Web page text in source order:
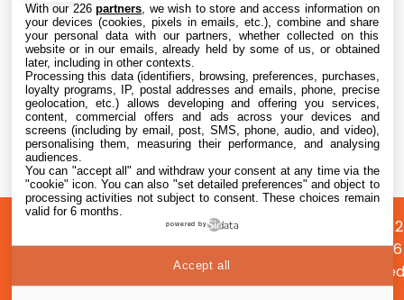
Adobe Premiere, After Effects et Audition ne
vont plus supporter les Mac Intel
5 Aug. 2026 • 20:27
propos
Préférences
cookies
Confidentialité
©
2026
With our 226partners , we wish to store and access information on
your devices (cookies, pixels in emails, etc.), combine and share
your personal data with our partners, whether collected on this
website or in our emails, already held by some of us, or obtained
later, including in other contexts.
Processing this data (identifiers, browsing, preferences, purchases,
loyalty programs, IP, postal addresses and emails, phone, precise
geolocation, etc.) allows developing and offering you services,
content, commercial offers and ads across your devices and
screens (including by email, post, SMS, phone, audio, and video),
personalising them, measuring their performance, and analysing
audiences.
You can "accept all" and withdraw your consent at any time via the
"cookie" icon. You can also "set detailed preferences" and object to
processing activities not subject to consent. These choices remain
valid for 6 months.
powered by
Accept all